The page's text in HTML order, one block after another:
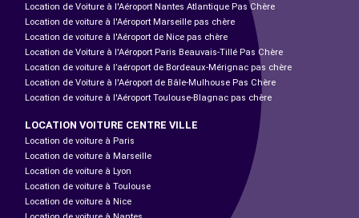
Location de Voiture à l'Aéroport Nantes Atlantique Pas Chère
Location de voiture à l'Aéroport Marseille pas chère
Location de voiture à l'Aéroport de Nice pas chère
Location de Voiture à l'Aéroport Paris Beauvais-Tillé Pas Chère
Location de voiture à l’aéroport de Bordeaux-Mérignac pas chère
Location de Voiture à l'Aéroport de Bâle-Mulhouse Pas Chère
Location de voiture à l'Aéroport Toulouse-Blagnac pas chère
LOCATION VOITURE CENTRE VILLE
Location de voiture à Paris
Location de voiture à Marseille
Location de voiture à Lyon
Location de voiture à Toulouse
Location de voiture à Nice